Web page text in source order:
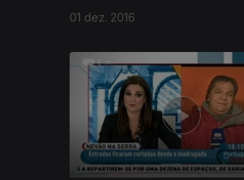
01 dez. 2016